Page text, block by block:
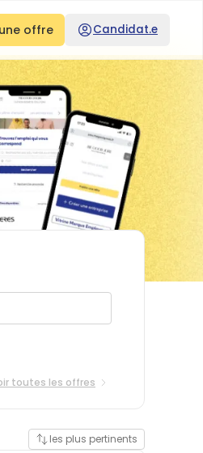
offre Candidat.e
toutes les offres
les plus pertinents